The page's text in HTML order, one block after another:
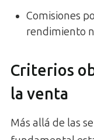
Comisiones
rendimiento
Criterios
la venta
Más allá de las